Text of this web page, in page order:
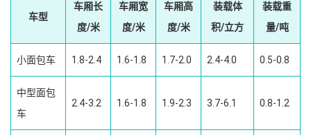
车型
车厢长
度/米
车厢宽
度/米
车厢高
度/米
装载体
积/立方
装载重
量/吨
小面包车 1.8-2.4 1.6-1.8 1.7-2.0 2.4-4.0 0.5-0.8
中型面包
车
2.4-3.2 1.6-1.8 1.9-2.3 3.7-6.1 0.8-1.2